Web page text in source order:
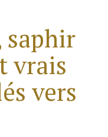
saphir
vrais
vers